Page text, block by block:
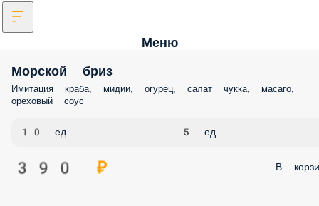
Меню
Морской бриз
Имитация краба, мидии, огурец, салат чукка, масаго,
ореховый соус
10 ед. 5 ед.
390 ₽ В